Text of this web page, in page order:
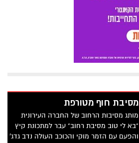
מסיבת חוף מטורפת
מותג מסיבות הרחוב של החברה העירונית
"בא לי טוב מסיבת רחוב" עבר למתכונת קיץ
והפעם עם הזמר מוקי והכוכב העולה נדב גדג'